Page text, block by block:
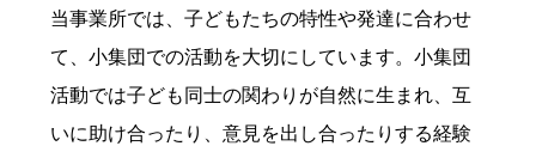
当事業所では、子どもたちの特性や発達に合わせ
て、小集団での活動を大切にしています。小集団
活動では子ども同士の関わりが自然に生まれ、互
いに助け合ったり、意見を出し合ったりする経験